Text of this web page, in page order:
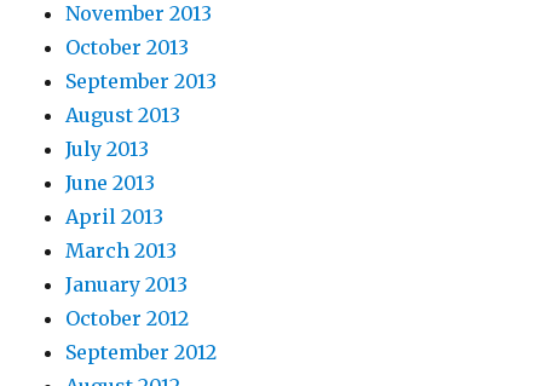
November 2013
October 2013
September 2013
August 2013
July 2013
June 2013
April 2013
March 2013
January 2013
October 2012
September 2012